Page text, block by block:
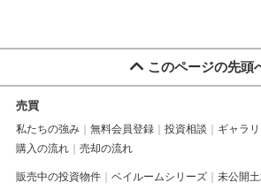
このページの先頭
売買
私たちの強み 無料会員登録 投資相談 ギャラ
購入の流れ
売却の流れ
販売中の投資物件 ベイルームシリーズ
未公開